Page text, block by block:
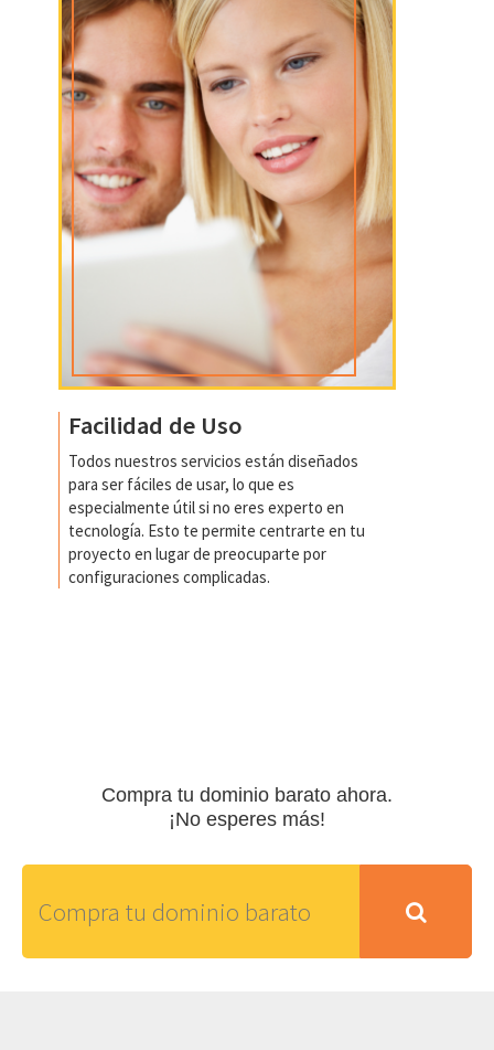
Facilidad de Uso
Todos nuestros servicios están diseñados
para ser fáciles de usar, lo que es
especialmente útil si no eres experto en
tecnología. Esto te permite centrarte en tu
proyecto en lugar de preocuparte por
configuraciones complicadas.
Compra tu dominio barato ahora.
¡No esperes más!